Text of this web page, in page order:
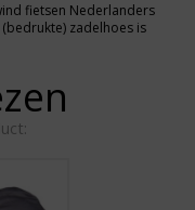
fietsen Nederlanders
zadelhoes is